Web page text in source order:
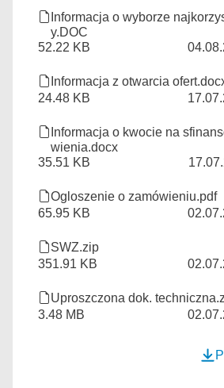
Informacja o wyborze
y.DOC
52.22 KB
Informacja z otwarcia
24.48 KB
Informacja o kwocie na
wienia.docx
35.51 KB
Ogloszenie o zamówieniu.pdf
65.95 KB
SWZ.zip
351.91 KB
Uproszczona dok.
3.48 MB